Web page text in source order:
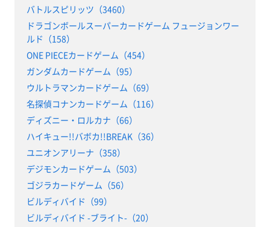
バトルスピリッツ（3460）
ドラゴンボールスーパーカードゲーム フュージョンワー
ルド（158）
ONE PIECEカードゲーム（454）
ガンダムカードゲーム（95）
ウルトラマンカードゲーム（69）
名探偵コナンカードゲーム（116）
ディズニー・ロルカナ（66）
ハイキュー!!バボカ!!BREAK（36）
ユニオンアリーナ（358）
デジモンカードゲーム（503）
ゴジラカードゲーム（56）
ビルディバイド（99）
ビルディバイド -ブライト-（20）